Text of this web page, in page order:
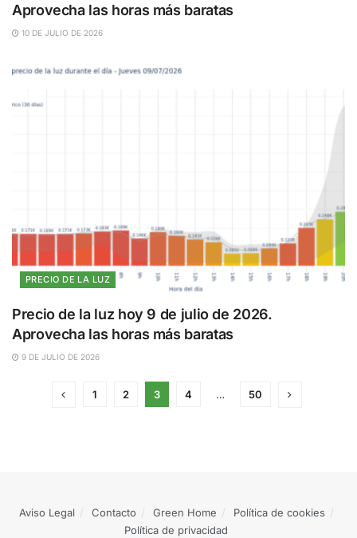
Aprovecha las horas más baratas
10 DE JULIO DE 2026
PRECIO DE LA LUZ
Precio de la luz hoy 9 de julio de 2026.
Aprovecha las horas más baratas
9 DE JULIO DE 2026
1 2 3 4 … 50
Aviso Legal Contacto Green Home
Política de cookies
Política de privacidad